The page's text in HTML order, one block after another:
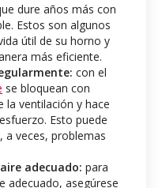
dure años más con
Estos son algunos
útil de su horno y
más eficiente.
con el
se bloquean con
la ventilación y hace
Esto puede
a veces, problemas
adecuado: para
adecuado, asegúrese